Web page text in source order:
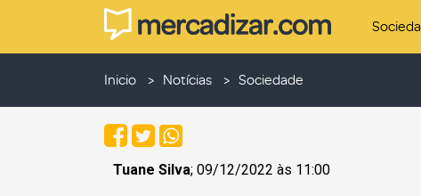
Inicio Notícias Sociedade
Tuane Silva; 09/12/2022 às 11:00